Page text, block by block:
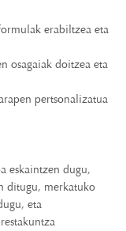
erabiltzea eta
osagaiak doitzea eta
pertsonalizatua
eskaintzen dugu,
ditugu, merkatuko
eta